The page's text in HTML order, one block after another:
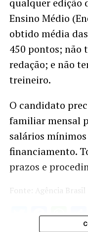
Ensino Médio
obtido média
450 pontos; não
redação; e não
treineiro.
O candidato
familiar mensal
salários
financiamento.
prazos e
Fonte: Agência Brasil
Twitter